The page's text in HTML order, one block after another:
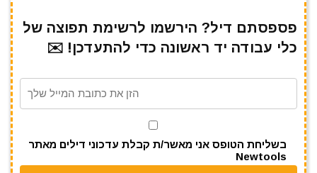
e
b
o
te
r
l
s
A
p
gr
a
m
e
פספסתם דיל? הירשמו לרשימת תפוצה של
כלי עבודה יד ראשונה כדי להתעדכן! ✉️
בשליחת הטופס אני מאשר/ת קבלת עדכוני דילים מאתר
Newtools